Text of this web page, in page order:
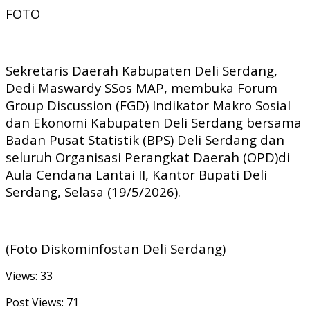
FOTO
Sekretaris Daerah Kabupaten Deli Serdang,
Dedi Maswardy SSos MAP, membuka Forum
Group Discussion (FGD) Indikator Makro Sosial
dan Ekonomi Kabupaten Deli Serdang bersama
Badan Pusat Statistik (BPS) Deli Serdang dan
seluruh Organisasi Perangkat Daerah (OPD)di
Aula Cendana Lantai II, Kantor Bupati Deli
Serdang, Selasa (19/5/2026).
(Foto Diskominfostan Deli Serdang)
Views: 33
Post Views: 71